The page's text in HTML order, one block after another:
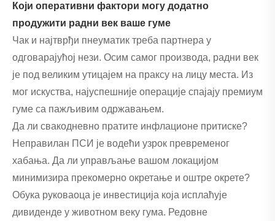
Који оперативни фактори могу додатно
продужити радни век ваше гуме
Чак и најтврђи пнеуматик треба партнера у
одговарајућој нези. Осим самог производа, радни век
је под великим утицајем на праксу на лицу места. Из
мог искуства, најуспешније операције спајају премиум
гуме са пажљивим одржавањем.
Да ли свакодневно пратите инфлационе притиске?
Неправилан ПСИ је водећи узрок превременог
хабања. Да ли управљање вашом локацијом
минимизира прекомерно окретање и оштре окрете?
Обука руковаоца је инвестиција која исплаћује
дивиденде у животном веку гума. Редовне